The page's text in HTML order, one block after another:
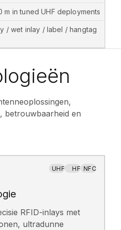
m in tuned UHF deployments
/ wet inlay / label / hangtag
betrouwbaarheid en
UHF HF NFC
RFID-inlays met
ultradunne